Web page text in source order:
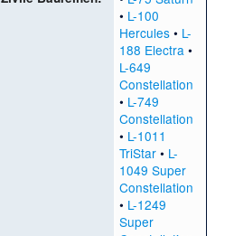
• L-100
Hercules• L-
188 Electra•
L-649
Constellation
• L-749
Constellation
• L-1011
TriStar• L-
1049 Super
Constellation
• L-1249
Super